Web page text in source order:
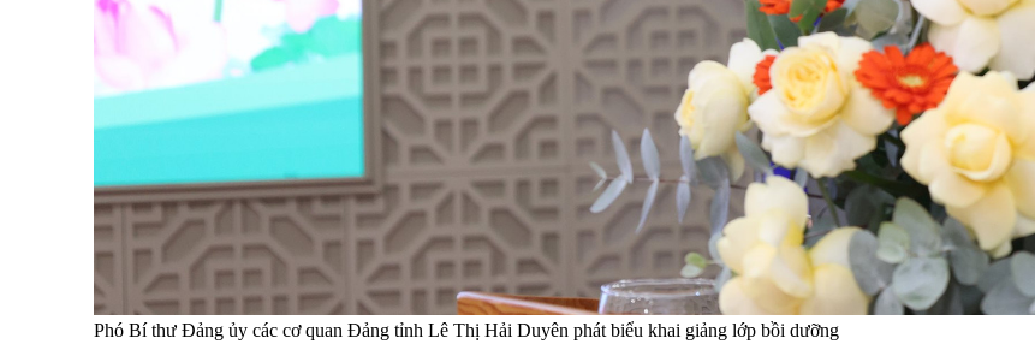
Phó Bí thư Đảng ủy các cơ quan Đảng tỉnh Lê Thị Hải Duyên phát biểu khai giảng lớp bồi dưỡng